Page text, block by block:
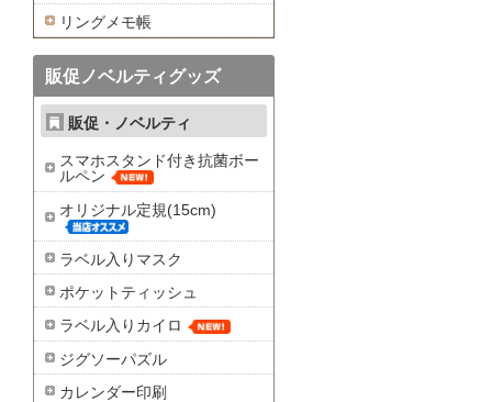
リングメモ帳
販促ノベルティグッズ
販促・ノベルティ
スマホスタンド付き抗菌ボー
ルペン
オリジナル定規(15cm)
ラベル入りマスク
ポケットティッシュ
ラベル入りカイロ
ジグソーパズル
カレンダー印刷